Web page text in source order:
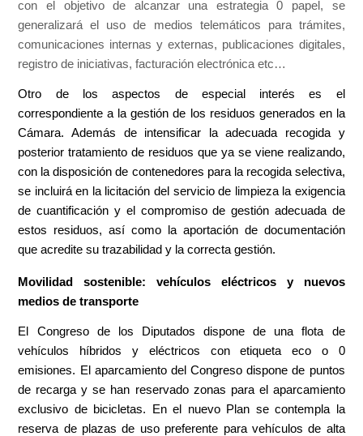
con el objetivo de alcanzar una estrategia 0 papel, se
generalizará el uso de medios telemáticos para trámites,
comunicaciones internas y externas, publicaciones digitales,
registro de iniciativas, facturación electrónica etc…
Otro de los aspectos de especial interés es el
correspondiente a la gestión de los residuos generados en la
Cámara. Además de intensificar la adecuada recogida y
posterior tratamiento de residuos que ya se viene realizando,
con la disposición de contenedores para la recogida selectiva,
se incluirá en la licitación del servicio de limpieza la exigencia
de cuantificación y el compromiso de gestión adecuada de
estos residuos, así como la aportación de documentación
que acredite su trazabilidad y la correcta gestión.
Movilidad sostenible: vehículos eléctricos y nuevos
medios de transporte
El Congreso de los Diputados dispone de una flota de
vehículos híbridos y eléctricos con etiqueta eco o 0
emisiones. El aparcamiento del Congreso dispone de puntos
de recarga y se han reservado zonas para el aparcamiento
exclusivo de bicicletas. En el nuevo Plan se contempla la
reserva de plazas de uso preferente para vehículos de alta